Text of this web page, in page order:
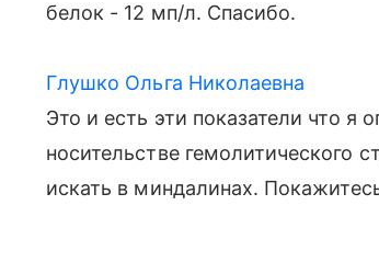
белок - 12 мп/л. Спасибо.
Глушко Ольга Николаевна
Это и есть эти показатели что
носительстве гемолитического
искать в миндалинах.